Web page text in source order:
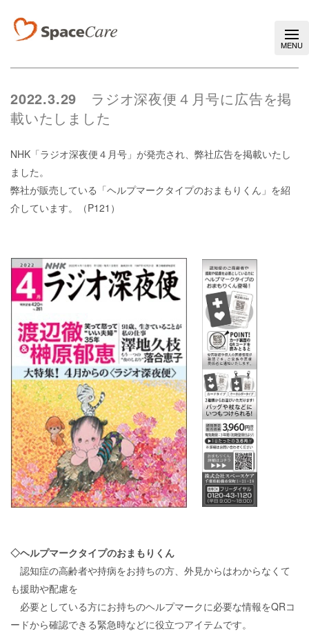
2022.3.29
ラジオ深夜便４月号に広告を掲
載いたしました
NHK「ラジオ深夜便４月号」が発売され、弊社広告を掲載いたし
ました。
弊社が販売している「ヘルプマークタイプのおまもりくん」を紹
介しています。（P121）
◇ヘルプマークタイプのおまもりくん
認知症の高齢者や持病をお持ちの方、外見からはわからなくて
も援助や配慮を
必要としている方にお持ちのヘルプマークに必要な情報をQRコ
ードから確認できる緊急時などに役立つアイテムです。